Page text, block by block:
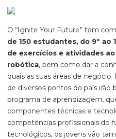
O “Ignite Your Future” tem
de 150 estudantes, do 9º ao
de exercícios e atividades
robótica, bem como dar a
quais as suas áreas de
de diversos pontos do país
programa de aprendizagem,
componentes técnicas e
competências profissionais do
tecnológicos, os jovens vão